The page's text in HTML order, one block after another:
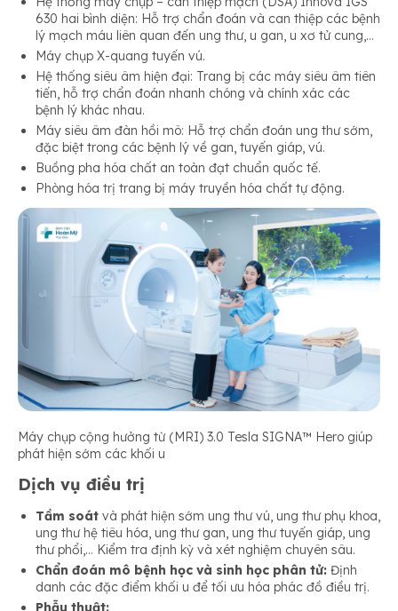
630 hai bình diện: Hỗ trợ chẩn đoán và can thiệp các bệnh
lý mạch máu liên quan đến ung thư, u gan, u xơ tử cung,…
Máy chụp X-quang tuyến vú.
Hệ thống siêu âm hiện đại: Trang bị các máy siêu âm tiên
tiến, hỗ trợ chẩn đoán nhanh chóng và chính xác các
bệnh lý khác nhau.
Máy siêu âm đàn hồi mô: Hỗ trợ chẩn đoán ung thư sớm,
đặc biệt trong các bệnh lý về gan, tuyến giáp, vú.
Buồng pha hóa chất an toàn đạt chuẩn quốc tế.
Phòng hóa trị trang bị máy truyền hóa chất tự động.
Máy chụp cộng hưởng từ (MRI) 3.0 Tesla SIGNA™ Hero giúp
phát hiện sớm các khối u
Dịch vụ điều trị
Tầm soát và phát hiện sớm ung thư vú, ung thư phụ khoa,
ung thư hệ tiêu hóa, ung thư gan, ung thư tuyến giáp, ung
thư phổi,… Kiểm tra định kỳ và xét nghiệm chuyên sâu.
Chẩn đoán mô bệnh học và sinh học phân tử: Định
danh các đặc điểm khối u để tối ưu hóa phác đồ điều trị.
Phẫu thuật: